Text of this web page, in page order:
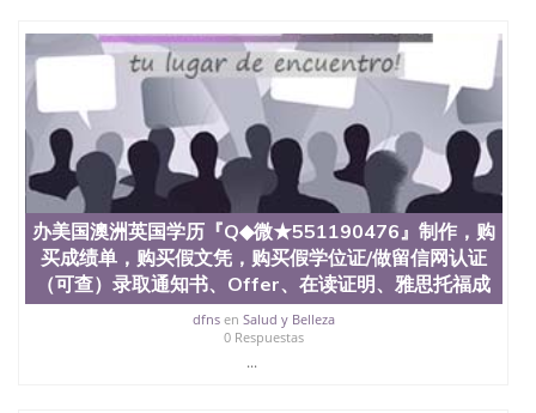
State University）圣 塞州立大学学历（San Jose
State University）圣何塞州立大学（San Jose State
University）圣何塞州立大学（San Jose State
University）圣何塞州立大学（San Jose State
University）圣何塞州立大学（San Jose State
University）圣何塞州立大学学位证（San Jose State
University）圣何塞州立大学学位证（San Jose State
University）圣何塞州立大学学位证（San Jose State
University）圣何塞州立大学（San Jose State
University）圣何塞州立大学（San Jose State
University）圣何塞州立大学（San Jose State
University）圣何塞州立大学（San Jose State
University）圣何塞州立大学学位证（San Jose State
University）圣何塞州立大学学位证（San Jose State
办美国澳洲英国学历『Q◆微★551190476』制作，购
买成绩单，购买假文凭，购买假学位证/做留信网认证
（可查）录取通知书、Offer、在读证明、雅思托福成
dfnsen Salud y Belleza
0 Respuestas
...